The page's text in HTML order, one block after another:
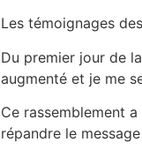
Les témoignages
Du premier jour de
augmenté et je me
Ce rassemblement
répandre le